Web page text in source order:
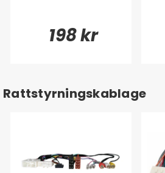
198 kr
Rattstyrningskablage